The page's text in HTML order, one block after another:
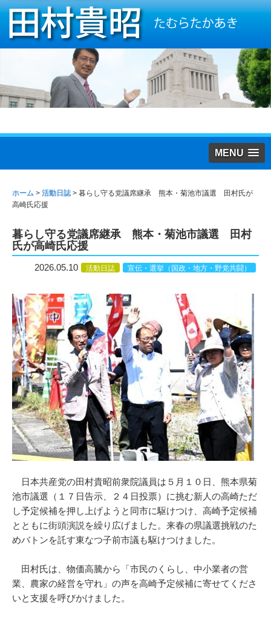
MENU
ホーム > 活動日誌> 暮らし守る党議席継承 熊本・菊池市議選 田村氏が
高崎氏応援
暮らし守る党議席継承 熊本・菊池市議選 田村
氏が高崎氏応援
2026.05.10 活動日誌 宣伝・選挙（国政・地方・野党共闘）
日本共産党の田村貴昭前衆院議員は５月１０日、熊本県菊
池市議選（１７日告示、２４日投票）に挑む新人の高崎ただ
し予定候補を押し上げようと同市に駆けつけ、高崎予定候補
とともに街頭演説を繰り広げました。来春の県議選挑戦のた
めバトンを託す東なつ子前市議も駆けつけました。
田村氏は、物価高騰から「市民のくらし、中小業者の営
業、農家の経営を守れ」の声を高崎予定候補に寄せてくださ
いと支援を呼びかけました。